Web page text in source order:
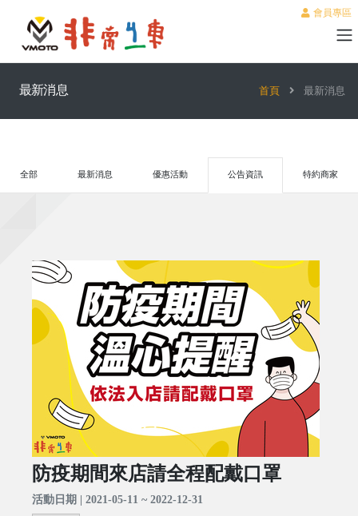
會員專區
最新消息 首頁 最新消息
全部 最新消息 優惠活動 公告資訊 特約商家
防疫期間來店請全程配戴口罩
活動日期 | 2021-05-11 ~ 2022-12-31